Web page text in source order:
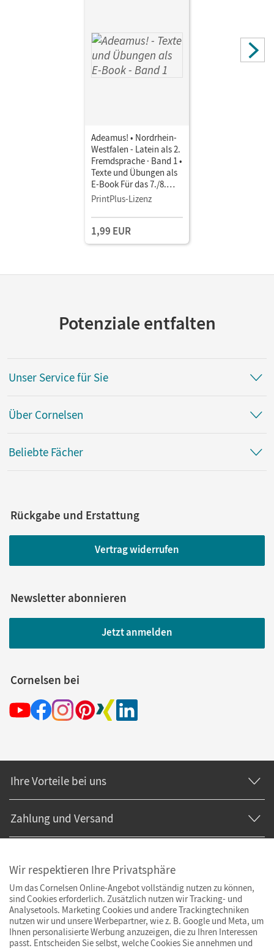
Adeamus! • Nordrhein-
Westfalen - Latein als 2.
Fremdsprache · Band 1 •
Texte und Übungen als
E-Book Für das 7./8.
Schuljahr
PrintPlus-Lizenz
1,99 EUR
Potenziale entfalten
Unser Service für Sie
Über Cornelsen
Beliebte Fächer
Rückgabe und Erstattung
Vertrag widerrufen
Newsletter abonnieren
Jetzt anmelden
Cornelsen bei
Ihre Vorteile bei uns
Zahlung und Versand
Wir respektieren Ihre Privatsphäre
Um das Cornelsen Online-Angebot vollständig nutzen zu können,
sind Cookies erforderlich. Zusätzlich nutzen wir Tracking- und
Analysetools. Marketing Cookies und andere Trackingtechniken
nutzen wir und unsere Werbepartner, wie z. B. Google und Meta, um
Ihnen personalisierte Werbung anzuzeigen, die zu Ihren Interessen
passt. Entscheiden Sie selbst, welche Cookies Sie annehmen und